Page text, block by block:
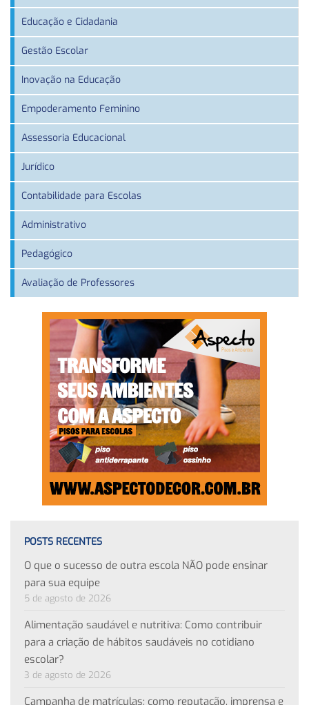
Educação e Cidadania
Gestão Escolar
Inovação na Educação
Empoderamento Feminino
Assessoria Educacional
Jurídico
Contabilidade para Escolas
Administrativo
Pedagógico
Avaliação de Professores
POSTS RECENTES
O que o sucesso de outra escola NÃO pode ensinar
para sua equipe
5 de agosto de 2026
Alimentação saudável e nutritiva: Como contribuir
para a criação de hábitos saudáveis no cotidiano
escolar?
3 de agosto de 2026
Campanha de matrículas: como reputação, imprensa e